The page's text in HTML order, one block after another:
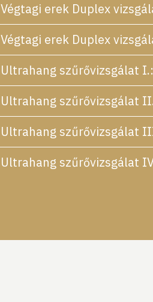
Végtagi erek Duplex
Végtagi erek Duplex
Ultrahang szűrővizsgálat
Ultrahang szűrővizsgálat
Ultrahang szűrővizsgálat
Ultrahang szűrővizsgálat